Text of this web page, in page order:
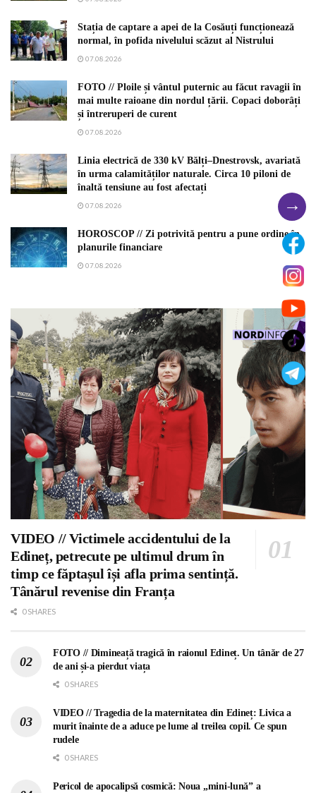
Stația de captare a apei de la Cosăuți funcționează
normal, în pofida nivelului scăzut al Nistrului
07.08.2026
FOTO // Ploile și vântul puternic au făcut ravagii în
mai multe raioane din nordul țării. Copaci doborâți
și întreruperi de curent
07.08.2026
Linia electrică de 330 kV Bălți–Dnestrovsk, avariată
în urma calamităților naturale. Circa 10 piloni de
înaltă tensiune au fost afectați
07.08.2026
HOROSCOP // Zi potrivită pentru a pune ordine în
planurile financiare
07.08.2026
VIDEO // Victimele accidentului de la
Edineț, petrecute pe ultimul drum în
timp ce făptașul își afla prima sentință.
Tânărul revenise din Franța
0 SHARES
FOTO // Dimineață tragică în raionul Edineț. Un tânăr de 27
de ani și-a pierdut viața
0 SHARES
VIDEO // Tragedia de la maternitatea din Edineț: Livica a
murit înainte de a aduce pe lume al treilea copil. Ce spun
rudele
0 SHARES
Pericol de apocalipsă cosmică: Noua „mini-lună” a
→